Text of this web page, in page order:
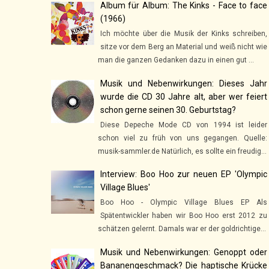
Album für Album: The Kinks - Face to face
(1966)
Ich möchte über die Musik der Kinks schreiben,
sitze vor dem Berg an Material und weiß nicht wie
man die ganzen Gedanken dazu in einen gut ...
Musik und Nebenwirkungen: Dieses Jahr
wurde die CD 30 Jahre alt, aber wer feiert
schon gerne seinen 30. Geburtstag?
Diese Depeche Mode CD von 1994 ist leider
schon viel zu früh von uns gegangen. Quelle:
musik-sammler.de Natürlich, es sollte ein freudig...
Interview: Boo Hoo zur neuen EP 'Olympic
Village Blues'
Boo Hoo - Olympic Village Blues EP Als
Spätentwickler haben wir Boo Hoo erst 2012 zu
schätzen gelernt. Damals war er der goldrichtige...
Musik und Nebenwirkungen: Genoppt oder
Bananengeschmack? Die haptische Krücke